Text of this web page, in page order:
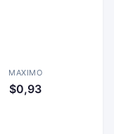
MAXIMO
$0,93